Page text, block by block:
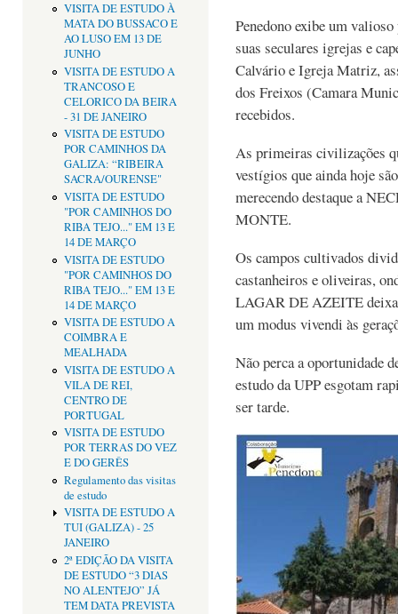
VISITA DE ESTUDO À
MATA DO BUSSACO E
AO LUSO EM 13 DE
JUNHO
VISITA DE ESTUDO A
TRANCOSO E
CELORICO DA BEIRA
- 31 DE JANEIRO
VISITA DE ESTUDO
POR CAMINHOS DA
GALIZA: “RIBEIRA
SACRA/OURENSE"
VISITA DE ESTUDO
"POR CAMINHOS DO
RIBA TEJO..." EM 13 E
14 DE MARÇO
VISITA DE ESTUDO
"POR CAMINHOS DO
RIBA TEJO..." EM 13 E
14 DE MARÇO
VISITA DE ESTUDO A
COIMBRA E
MEALHADA
VISITA DE ESTUDO A
VILA DE REI,
CENTRO DE
PORTUGAL
VISITA DE ESTUDO
POR TERRAS DO VEZ
E DO GERÊS
Regulamento das visitas
de estudo
VISITA DE ESTUDO A
TUI (GALIZA) - 25
JANEIRO
2ª EDIÇÃO DA VISITA
DE ESTUDO “3 DIAS
NO ALENTEJO” JÁ
TEM DATA PREVISTA
Penedono exibe um
suas seculares igrejas e
Calvário e Igreja Matriz,
dos Freixos (Camara
recebidos.
As primeiras civilizações
vestígios que ainda hoje
merecendo destaque a
MONTE.
Os campos cultivados
castanheiros e oliveiras,
LAGAR DE AZEITE deixa
um modus vivendi às
Não perca a oportunidade
estudo da UPP esgotam
ser tarde.